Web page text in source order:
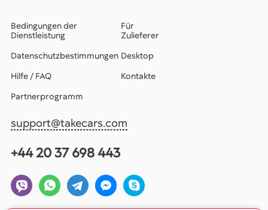
Bedingungen der
Dienstleistung
Datenschutzbestimmungen
Hilfe / FAQ
Partnerprogramm
Für
Zulieferer
Desktop
Kontakte
support@takecars.com
+44 20 37 698 443